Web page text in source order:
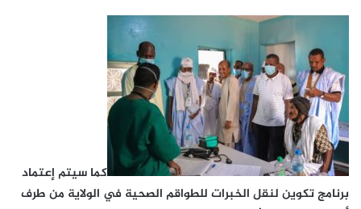
كما سيتم إعتماد
برنامج تكوين لنقل الخبرات للطواقم الصحية في الولاية من طرف